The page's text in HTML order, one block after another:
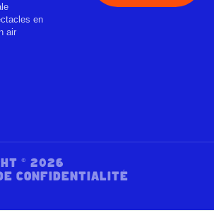
en
air
© 2026
CONFIDENTIALITÉ